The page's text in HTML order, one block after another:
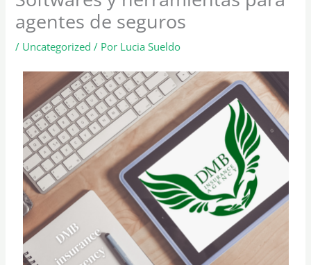
agentes de seguros
/ Uncategorized / Por Lucia Sueldo